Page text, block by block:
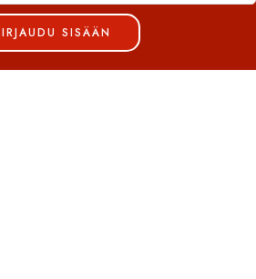
SISÄÄN